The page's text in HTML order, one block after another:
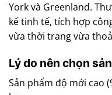
York và Greenland.
kế tinh tế, tích hợp
vừa thời trang vừa
Lý do nên chọn
Sản phẩm độ mới cao